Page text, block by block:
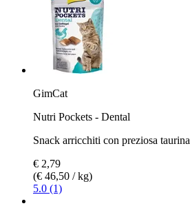
GimCat
Nutri Pockets - Dental
Snack arricchiti con preziosa taurina
€ 2,79
(€ 46,50 / kg)
5.0 (1)